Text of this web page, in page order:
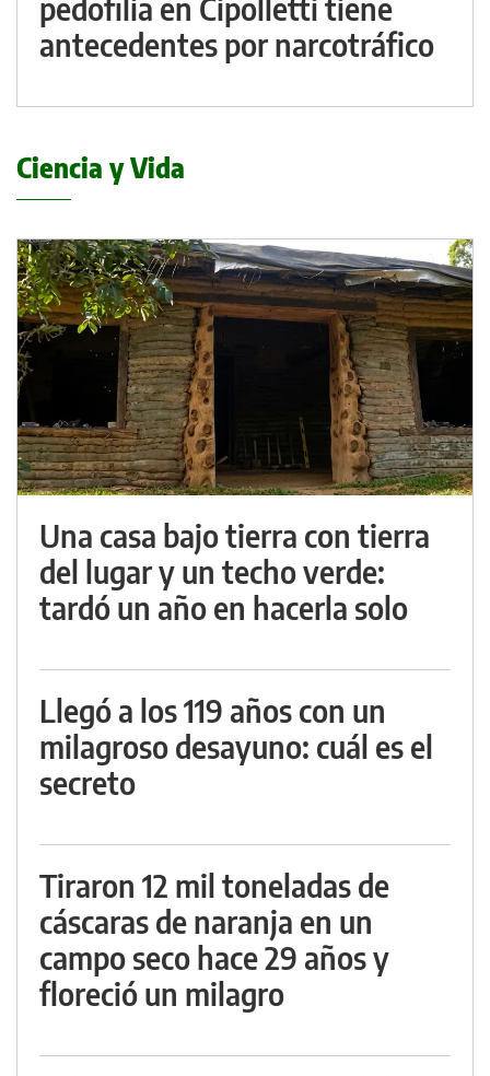
pedofilia en Cipolletti tiene
antecedentes por narcotráfico
Ciencia y Vida
Una casa bajo tierra con tierra
del lugar y un techo verde:
tardó un año en hacerla solo
Llegó a los 119 años con un
milagroso desayuno: cuál es el
secreto
Tiraron 12 mil toneladas de
cáscaras de naranja en un
campo seco hace 29 años y
floreció un milagro